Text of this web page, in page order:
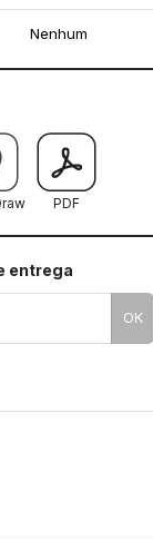
Nenhum
como utilizar os
PDF
entrega
OK